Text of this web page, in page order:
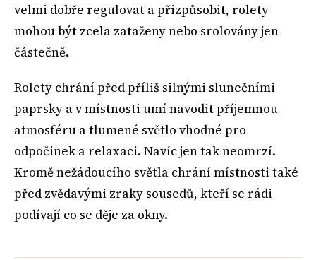
velmi dobře regulovat a přizpůsobit, rolety
mohou být zcela zataženy nebo srolovány jen
částečně.
Rolety chrání před příliš silnými slunečními
paprsky a v místnosti umí navodit příjemnou
atmosféru a tlumené světlo vhodné pro
odpočinek a relaxaci. Navíc jen tak neomrzí.
Kromě nežádoucího světla chrání místnosti také
před zvědavými zraky sousedů, kteří se rádi
podívají co se děje za okny.